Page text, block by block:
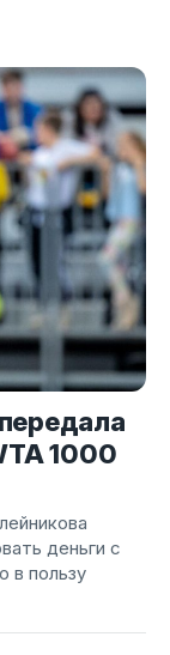
1000
деньги с
в пользу